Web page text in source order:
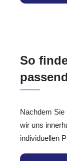
So
Nachdem Sie
wir uns
individuellen